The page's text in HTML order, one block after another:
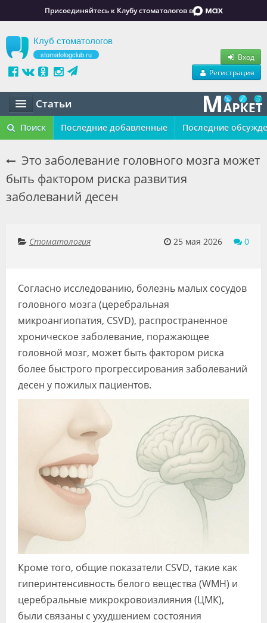
Присоединяйтесь к Клубу стоматологов в
Клуб стоматологов
stomatologclub.ru
Вход
Регистрация
Статьи
Статьи
Обучение
Вакансии
Форум
Клиники
Специалисты
Блоги
Лаборатории
Поиск Последние добавленные Последние
Это заболевание головного мозга может
быть фактором риска развития
заболеваний десен
Стоматология 25 мая 2026 0
Согласно исследованию, болезнь малых сосудов
головного мозга (церебральная
микроангиопатия, CSVD), распространенное
хроническое заболевание, поражающее
головной мозг, может быть фактором риска
более быстрого прогрессирования заболеваний
десен у пожилых пациентов.
Кроме того, общие показатели CSVD, такие как
гиперинтенсивность белого вещества (WMH) и
церебральные микрокровоизлияния (ЦМК),
были связаны с ухудшением состояния